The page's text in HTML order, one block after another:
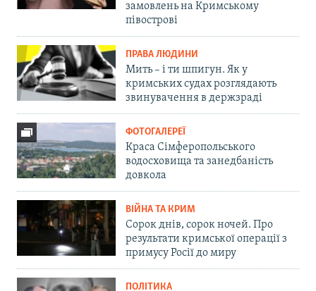
замовлень на Кримському
півострові
ПРАВА ЛЮДИНИ
Мить – і ти шпигун. Як у
кримських судах розглядають
звинувачення в держзраді
ФОТОГАЛЕРЕЇ
Краса Сімферопольського
водосховища та занедбаність
довкола
ВІЙНА ТА КРИМ
Сорок днів, сорок ночей. Про
результати кримської операції з
примусу Росії до миру
ПОЛІТИКА